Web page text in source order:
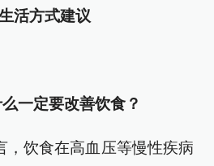
活方式建议
一定要改善饮食？
，饮食在高血压等慢性疾病